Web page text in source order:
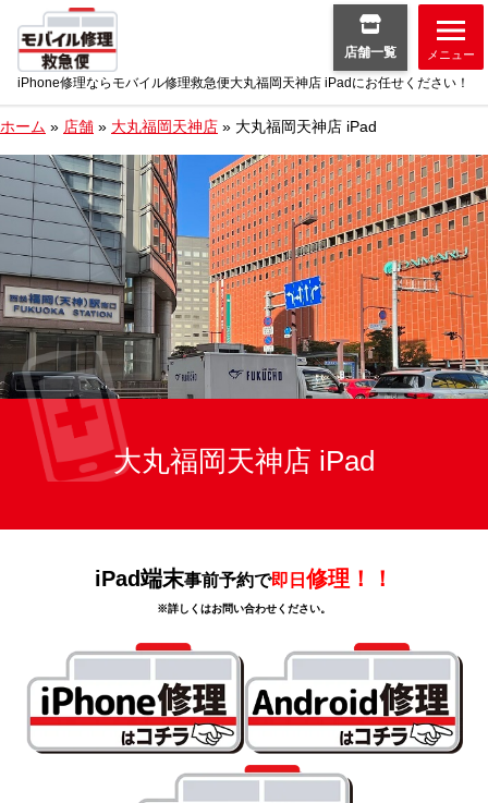
iPhone修理ならモバイル修理救急便大丸福岡天神店 iPadにお任せください！
店舗一覧 メニュー
ホーム » 店舗 » 大丸福岡天神店 » 大丸福岡天神店 iPad
大丸福岡天神店 iPad
iPad端末事前予約で即日修理！！
※詳しくはお問い合わせください。